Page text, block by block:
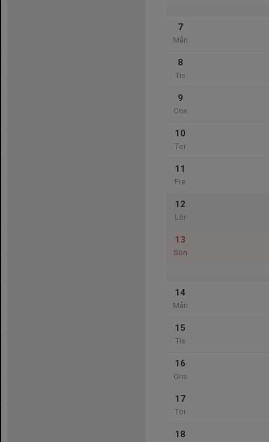
7
Mån
8
Tis
9
Ons
10
Tor
11
Fre
12
Lör
13
Sön
14
Mån
15
Tis
16
Ons
17
Tor
18